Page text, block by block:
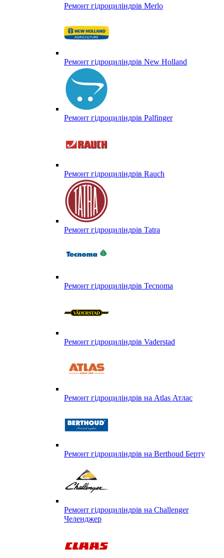
Ремонт гідроциліндрів Merlo
Ремонт гідроциліндрів New Holland
Ремонт гідроциліндрів Palfinger
Ремонт гідроциліндрів Rauch
Ремонт гідроциліндрів Tatra
Ремонт гідроциліндрів Tecnoma
Ремонт гідроциліндрів Vaderstad
Ремонт гідроциліндрів на Atlas Атлас
Ремонт гідроциліндрів на Berthoud Берту
Ремонт гідроциліндрів на Challenger
Челенджер